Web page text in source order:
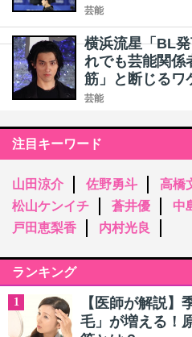
芸能
横浜流星「BL
れでも芸能関係
筋」と断じるワ
芸能
注目キーワード
山田涼介 佐野勇斗 高橋
松山ケンイチ
蒼井優 中
戸田恵梨香
内村光良
ランキング
1
【医師が解説】
毛」が増える！